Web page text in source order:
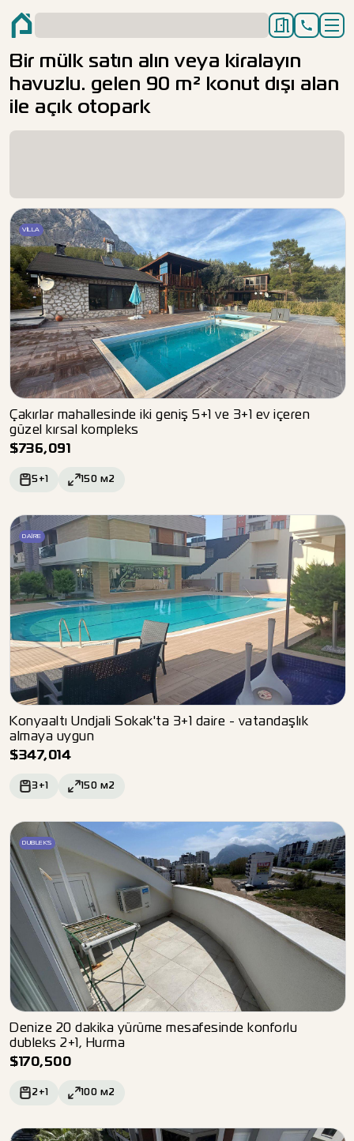
Bir mülk satın alın veya kiralayın
havuzlu. gelen 90 m² konut dışı alan
ile açık otopark
VILLA
Çakırlar mahallesinde iki geniş 5+1 ve 3+1 ev içeren
güzel kırsal kompleks
$736,091
5+1 150 м2
DAIRE
Konyaaltı Undjali Sokak'ta 3+1 daire - vatandaşlık
almaya uygun
$347,014
3+1 150 м2
DUBLEKS
Denize 20 dakika yürüme mesafesinde konforlu
dubleks 2+1, Hurma
$ 170,500
2+1 100 м2